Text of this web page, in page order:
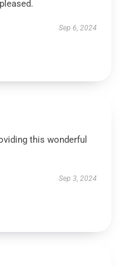
Sep 6, 2024
this wonderful
Sep 3, 2024